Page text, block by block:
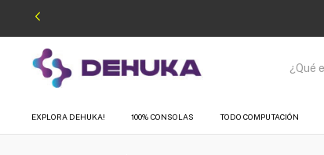
EXPLORA DEHUKA! 100% CONSOLAS TODO COMPUTACIÓN